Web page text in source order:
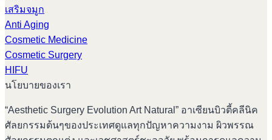
เสริมจมูก
Anti Aging
Cosmetic Medicine
Cosmetic Surgery
HIFU
นโยบายของเรา
“Aesthetic Surgery Evolution Art Natural” อาเซียนบิวตี้คลีนิค
ศัลยกรรมต้นๆของประเทศดูแลทุกปัญหาความงาม ผิวพรรณ